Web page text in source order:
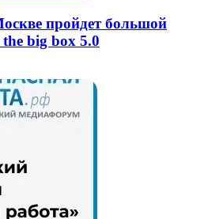
пройдет большой
big box 5.0